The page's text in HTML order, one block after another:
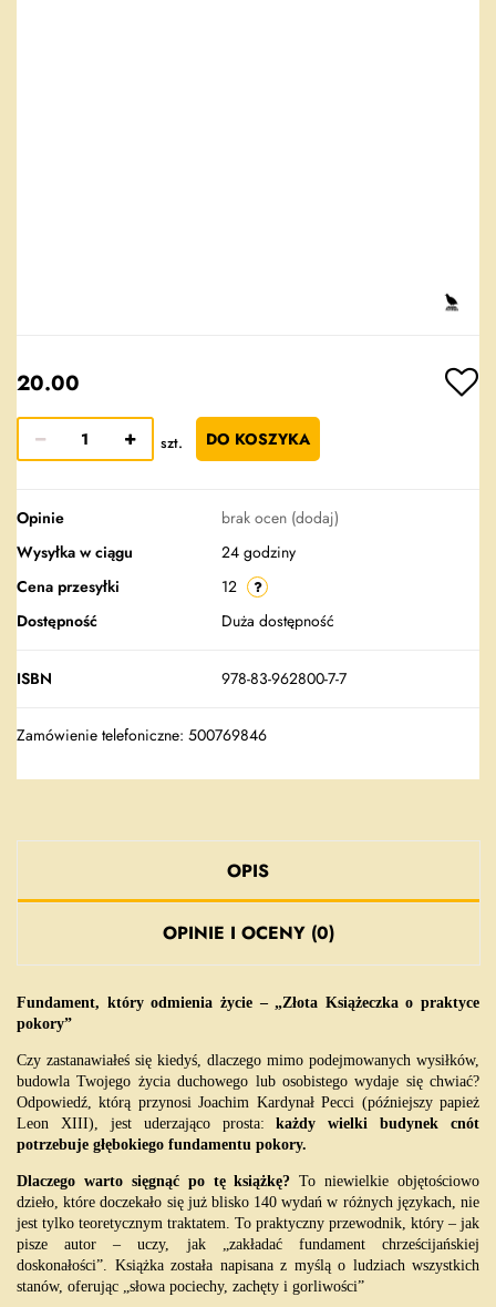
20.00
szt. DO KOSZYKA
Opinie brak ocen (dodaj)
Wysyłka w ciągu
24 godziny
Cena przesyłki
12
Dostępność
Duża dostępność
ISBN 978-83-962800-7-7
Zamówienie telefoniczne: 500769846
OPIS
OPINIE I OCENY (0)
Fundament, który odmienia życie – „Złota Książeczka o praktyce
pokory”
Czy zastanawiałeś się kiedyś, dlaczego mimo podejmowanych wysiłków,
budowla Twojego życia duchowego lub osobistego wydaje się chwiać?
Odpowiedź, którą przynosi Joachim Kardynał Pecci (późniejszy papież
Leon XIII), jest uderzająco prosta:każdy wielki budynek cnót
potrzebuje głębokiego fundamentu pokory.
Dlaczego warto sięgnąć po tę książkę? To niewielkie objętościowo
dzieło, które doczekało się już blisko 140 wydań w różnych językach, nie
jest tylko teoretycznym traktatem. To praktyczny przewodnik, który – jak
pisze autor – uczy, jak „zakładać fundament chrześcijańskiej
doskonałości”. Książka została napisana z myślą o ludziach wszystkich
stanów, oferując „słowa pociechy, zachęty i gorliwości”